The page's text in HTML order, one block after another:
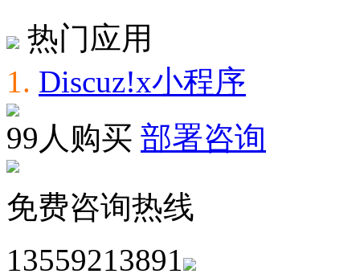
热门应用
1. Discuz!x小程序
99人购买 部署咨询
免费咨询热线
13559213891